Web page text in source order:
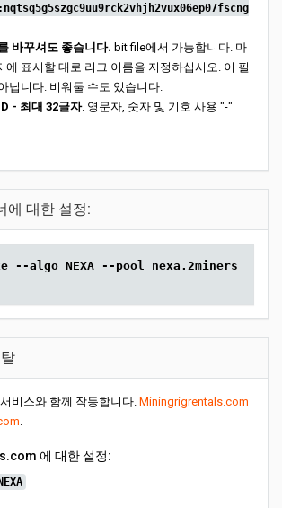
바꾸셔도 좋습니다. bit file에서 가능합니다. 마
에 표시할 대로 리그 이름을 지정하십시오. 이 필
닙니다. 비워둘 수도 있습니다.
- 최대 32글자. 영문자, 숫자 및 기호 사용 "-"
에 대한 설정:
algo NEXA --pool nexa.2miners.com:5050
비스와 함께 작동합니다. Miningrigrentals.com
.
에 대한 설정: